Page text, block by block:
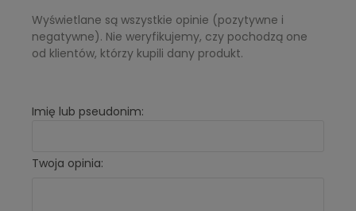
Nuty bazy:oliwka, drzewo sandałowe, wanilia
Wyświetlane są wszystkie opinie (pozytywne i
negatywne). Nie weryfikujemy, czy pochodzą one
od klientów, którzy kupili dany produkt.
Imię lub pseudonim:
Twoja opinia: